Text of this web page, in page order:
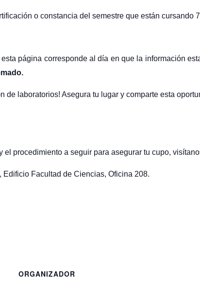
o constancia del semestre que están cursando 7
página corresponde al día en que la información
de laboratorios! Asegura tu lugar y comparte esta
procedimiento a seguir para asegurar tu cupo,
Facultad de Ciencias, Oficina 208.
ORGANIZADOR